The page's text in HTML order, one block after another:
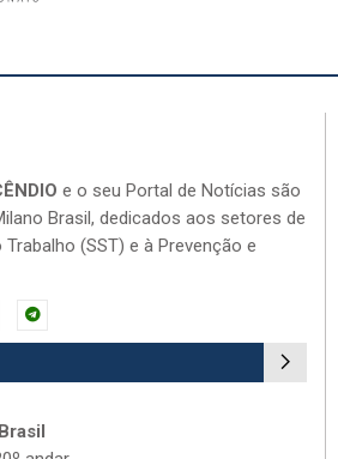
e o seu Portal de Notícias são
Brasil, dedicados aos setores de
(SST) e à Prevenção e